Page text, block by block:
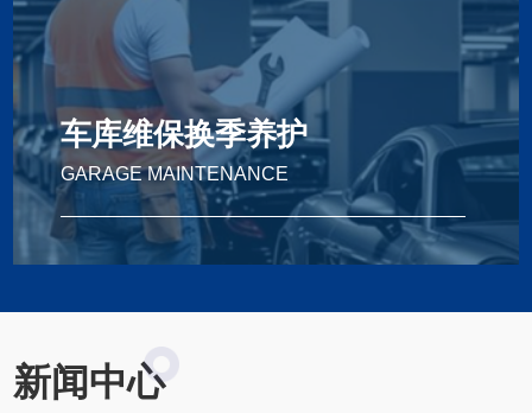
车库维保换季养护
GARAGE MAINTENANCE
车库维保换季养护
新闻中心